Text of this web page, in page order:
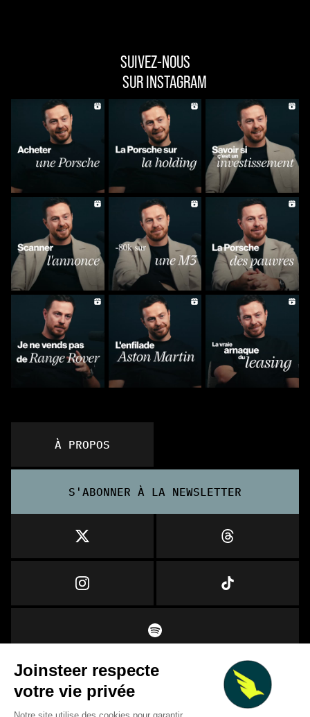
SUIVEZ-NOUS
SUR INSTAGRAM
À PROPOS
S'ABONNER À LA NEWSLETTER